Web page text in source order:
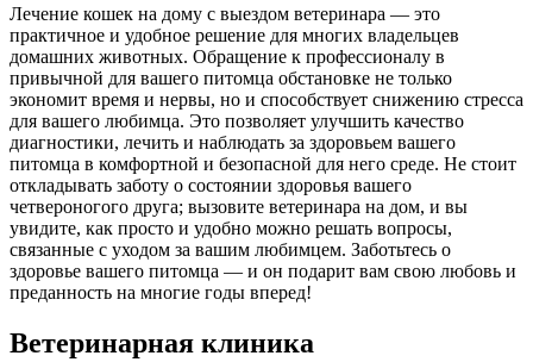
Лечение кошек на дому с выездом ветеринара — это
практичное и удобное решение для многих владельцев
домашних животных. Обращение к профессионалу в
привычной для вашего питомца обстановке не только
экономит время и нервы, но и способствует снижению стресса
для вашего любимца. Это позволяет улучшить качество
диагностики, лечить и наблюдать за здоровьем вашего
питомца в комфортной и безопасной для него среде. Не стоит
откладывать заботу о состоянии здоровья вашего
четвероногого друга; вызовите ветеринара на дом, и вы
увидите, как просто и удобно можно решать вопросы,
связанные с уходом за вашим любимцем. Заботьтесь о
здоровье вашего питомца — и он подарит вам свою любовь и
преданность на многие годы вперед!
Ветеринарная клиника